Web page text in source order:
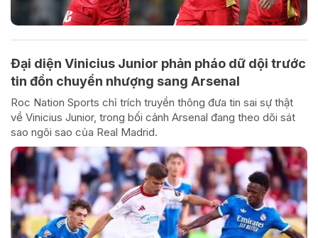
Đại diện Vinicius Junior phản pháo dữ dội trước
tin đồn chuyển nhượng sang Arsenal
Roc Nation Sports chỉ trích truyền thông đưa tin sai sự thật
về Vinicius Junior, trong bối cảnh Arsenal đang theo dõi sát
sao ngôi sao của Real Madrid.